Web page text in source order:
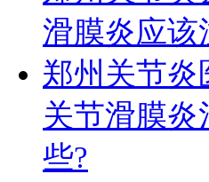
滑膜炎应该
郑州关节炎
关节滑膜
些?